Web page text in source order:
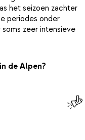
het seizoen zachter
periodes onder
zeer intensieve
de Alpen?